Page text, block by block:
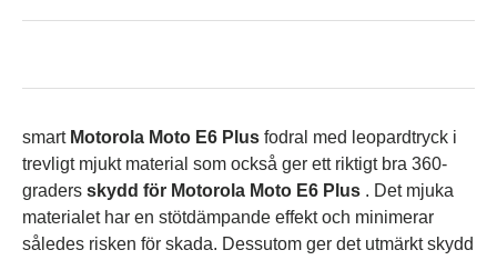
smart Motorola Moto E6 Plus fodral med leopardtryck i
trevligt mjukt material som också ger ett riktigt bra 360-
graders skydd för Motorola Moto E6 Plus . Det mjuka
materialet har en stötdämpande effekt och minimerar
således risken för skada. Dessutom ger det utmärkt skydd